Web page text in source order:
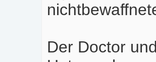
Der Doctor